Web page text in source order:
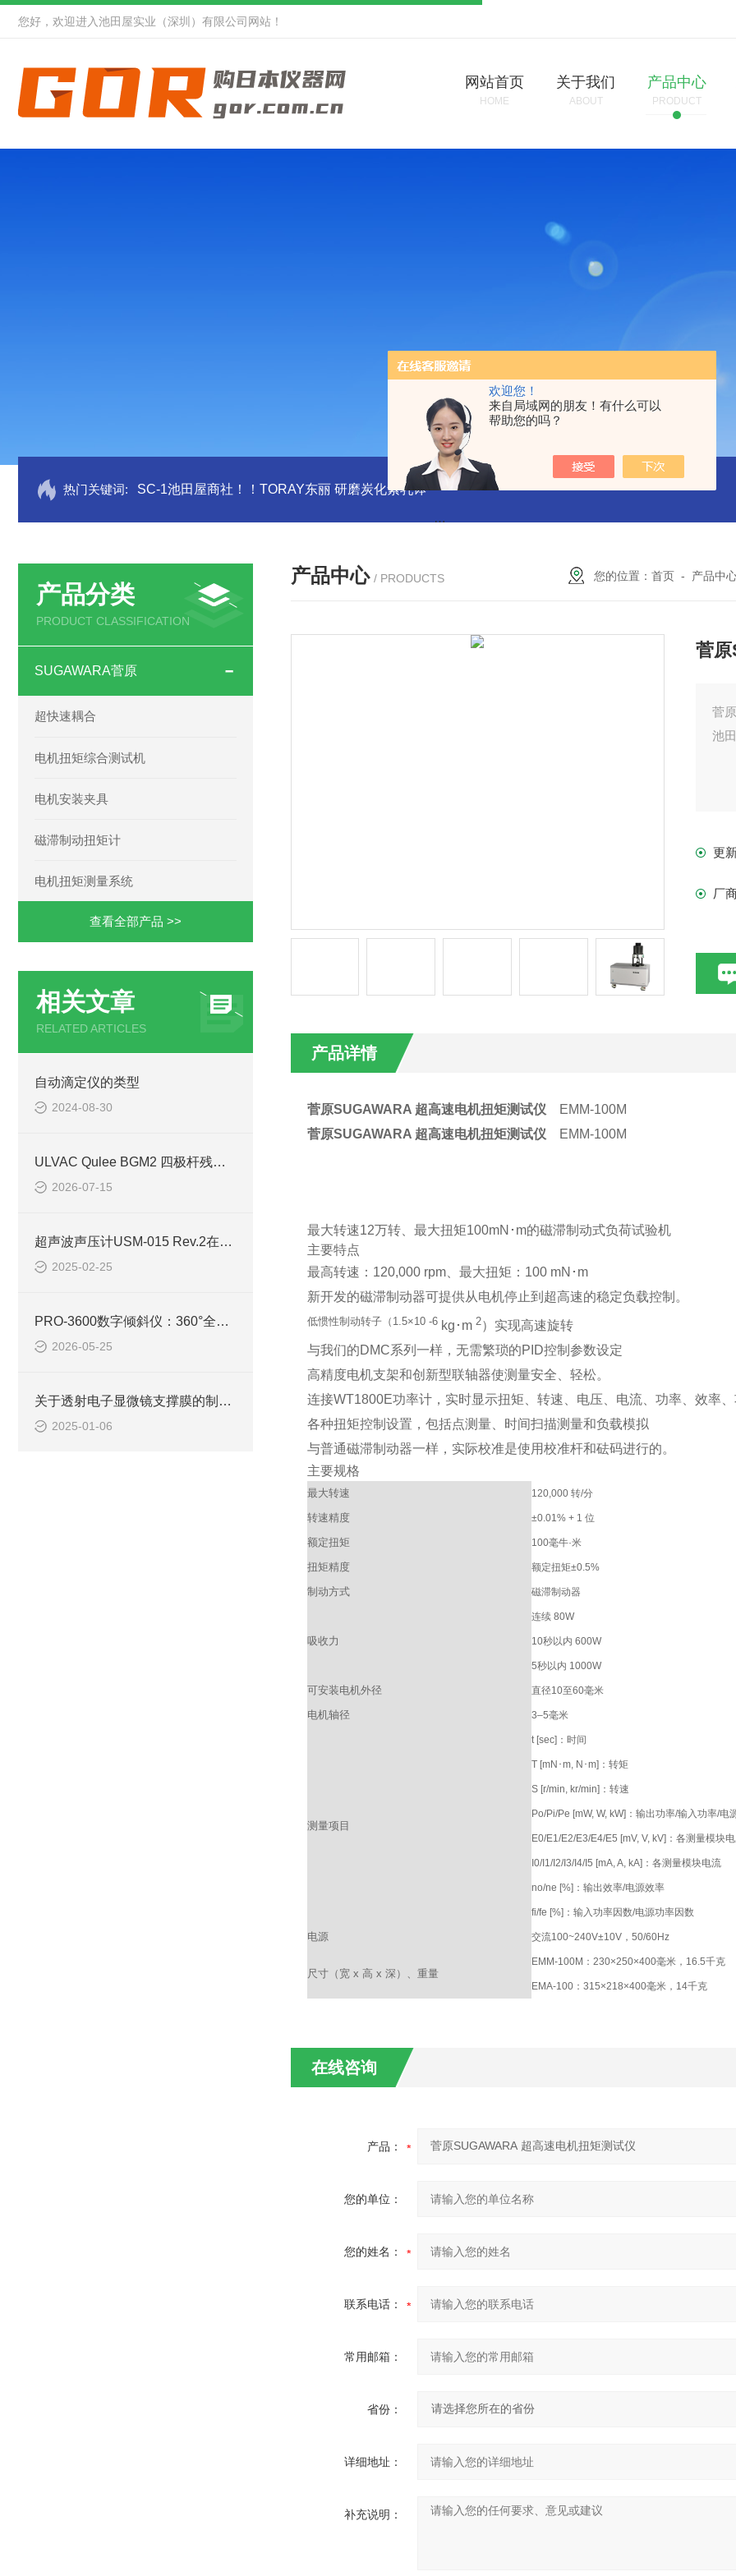
欢迎您！
来自局域网的朋友！有什么可以
帮助您的吗？
您好，欢迎进入池田屋实业（深圳）有限公司网站！
网站首页
HOME
关于我们
ABOUT
产品中心
PRODUCT
热门关键词: SC-1池田屋商社！！TORAY东丽 研磨炭化素乳钵 AGB-K-0.2-C01-H03池田屋！！TORAY东丽 TZP
产品分类
PRODUCT CLASSIFICATION
SUGAWARA菅原
超快速耦合
电机扭矩综合测试机
电机安装夹具
磁滞制动扭矩计
电机扭矩测量系统
查看全部产品 >>
相关文章
RELATED ARTICLES
自动滴定仪的类型
2024-08-30
ULVAC Qulee BGM2 四极杆残余气体分析仪深度解析
2026-07-15
超声波声压计USM-015 Rev.2在超声波清洗机性能评估上的运用
2025-02-25
PRO-3600数字倾斜仪：360°全角度测量的技术突破
2026-05-25
关于透射电子显微镜支撑膜的制作----什么是支撑膜？
2025-01-06
产品中心 / PRODUCTS 您的位置：首页 - 产品中
菅
菅
池
更
厂
产品详情
菅原SUGAWARA 超高速电机扭矩测试仪 EMM-100M
菅原SUGAWARA 超高速电机扭矩测试仪 EMM-100M
最大转速12万转、最大扭矩100mN･m的磁滞制动式负荷试验机
主要特点
最高转速：120,000 rpm、最大扭矩：100 mN･m
新开发的磁滞制动器可提供从电机停止到超高速的稳定负载控制。
低惯性制动转子（1.5×10 -6kg･m 2）实现高速旋转
与我们的DMC系列一样，无需繁琐的PID控制参数设定
高精度电机支架和创新型联轴器使测量安全、轻松。
连接WT1800E功率计，实时显示扭矩、转速、电压、电流、功率、效率、
各种扭矩控制设置，包括点测量、时间扫描测量和负载模拟
与普通磁滞制动器一样，实际校准是使用校准杆和砝码进行的。
主要规格
最大转速 120,000 转/分
转速精度 ±0.01% + 1 位
额定扭矩 100毫牛·米
扭矩精度 额定扭矩±0.5%
制动方式 磁滞制动器
吸收力
连续 80W
10秒以内 600W
5秒以内 1000W
可安装电机外径 直径10至60毫米
电机轴径 3–5毫米
测量项目
t [sec]：时间
T [mN･m, N･m]：转矩
S [r/min, kr/min]：转速
Po/Pi/Pe [mW, W, kW]：输出功率/输入功率/电
E0/E1/E2/E3/E4/E5 [mV, V, kV]：各测量模块
I0/I1/I2/I3/I4/I5 [mA, A, kA]：各测量模块电流
no/ne [%]：输出效率/电源效率
fi/fe [%]：输入功率因数/电源功率因数
电源 交流100~240V±10V，50/60Hz
尺寸（宽 x 高 x 深）、重量
EMM-100M：230×250×400毫米，16.5千克
EMA-100：315×218×400毫米，14千克
在线咨询
产品：
您的单位：
您的姓名：
联系电话：
常用邮箱：
省份：
详细地址：
补充说明：